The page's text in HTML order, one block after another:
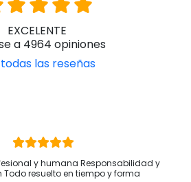
EXCELENTE
a 4964 opiniones
las reseñas
y humana Responsabilidad y
resuelto en tiempo y forma